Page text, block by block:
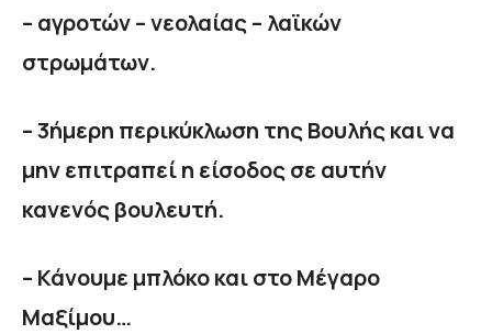
– αγροτών – νεολαίας – λαϊκών
στρωμάτων.
– 3ήμερη περικύκλωση της Βουλής και να
μην επιτραπεί η είσοδος σε αυτήν
κανενός βουλευτή.
– Κάνουμε μπλόκο και στο Μέγαρο
Μαξίμου…